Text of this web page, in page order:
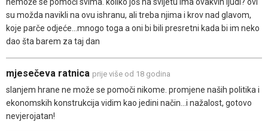
nemože se pomoći svima. koliko još na svijetu ima ovakvih ljudi? ovi
su možda navikli na ovu ishranu, ali treba njima i krov nad glavom,
koje parče odjeće...mnogo toga a oni bi bili presretni kada bi im neko
dao šta barem za taj dan
mjesečeva ratnica prije više od 18 godina
slanjem hrane ne može se pomoči nikome. promjene naših politika i
ekonomskih konstrukcija vidim kao jedini način...i nažalost, gotovo
nevjerojatan!